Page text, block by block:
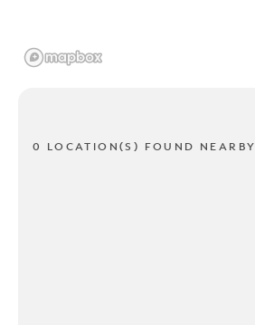
0 LOCATION(S) FOUND NEARBY